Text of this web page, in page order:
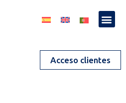
Acceso clientes